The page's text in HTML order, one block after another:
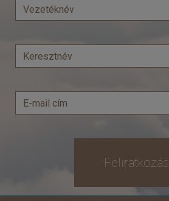
Feliratkozás